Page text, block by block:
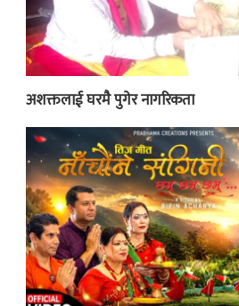
अशक्तलाई घरमै पुगेर नागरिकता